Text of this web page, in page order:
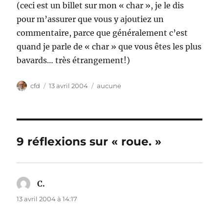
(ceci est un billet sur mon « char », je le dis
pour m’assurer que vous y ajoutiez un
commentaire, parce que généralement c’est
quand je parle de « char » que vous êtes les plus
bavards… très étrangement!)
Auteur
cfd
Publié
13 avril 2004 Catégories
aucune
9 réflexions sur « roue. »
C.
13 avril 2004 à 14:17